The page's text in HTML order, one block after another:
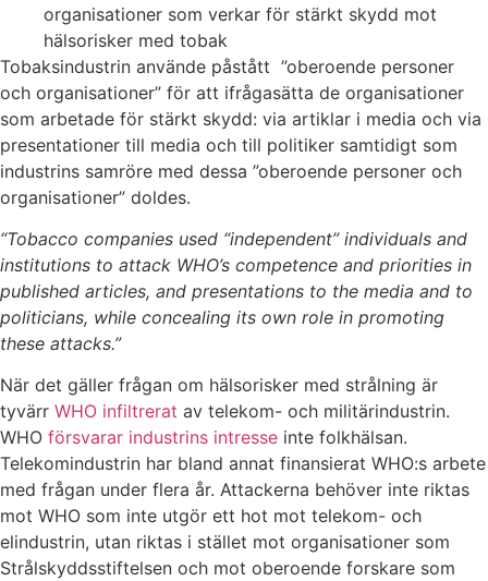
organisationer som verkar för stärkt skydd mot
hälsorisker med tobak
Tobaksindustrin använde påstått ”oberoende personer
och organisationer” för att ifrågasätta de organisationer
som arbetade för stärkt skydd: via artiklar i media och via
presentationer till media och till politiker samtidigt som
industrins samröre med dessa ”oberoende personer och
organisationer” doldes.
“Tobacco companies used “independent” individuals and
institutions to attack WHO’s competence and priorities in
published articles, and presentations to the media and to
politicians, while concealing its own role in promoting
these attacks.”
När det gäller frågan om hälsorisker med strålning är
tyvärr WHO infiltrerat av telekom- och militärindustrin.
WHO försvarar industrins intresse inte folkhälsan.
Telekomindustrin har bland annat finansierat WHO:s arbete
med frågan under flera år. Attackerna behöver inte riktas
mot WHO som inte utgör ett hot mot telekom- och
elindustrin, utan riktas i stället mot organisationer som
Strålskyddsstiftelsen och mot oberoende forskare som